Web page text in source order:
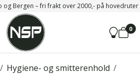
og Bergen – fri frakt over 2000,- på
0
/ /
Hygiene- og smitterenhold